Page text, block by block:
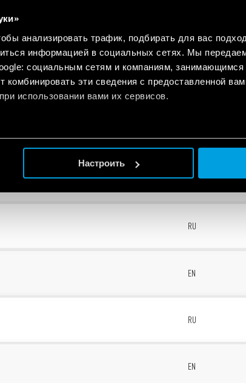
анализировать трафик, подбирать для вас
информацией в социальных сетях. Мы
социальным сетям и компаниям,
комбинировать эти сведения с предоставленной
использовании вами их сервисов.
Настроить
RU
EN
EN
RU
EN
RU
EN